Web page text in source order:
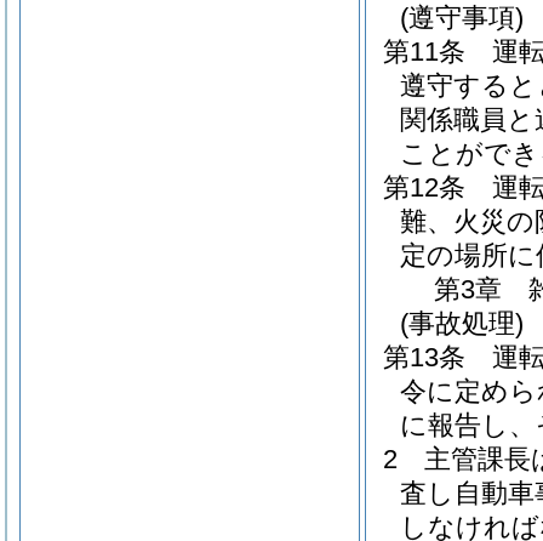
(遵守事項)
第11条
運
遵守する
関係職員
ことがで
第12条
運
難、火災
定の場所
第3章
(事故処理)
第13条
運
令に定め
に報告し
2
主管課長
査し自動車
しなけれ